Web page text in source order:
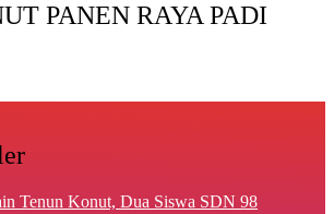
PANEN RAYA PADI